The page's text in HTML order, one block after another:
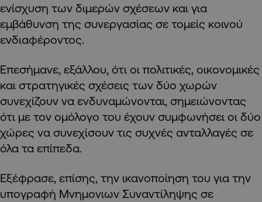
ενίσχυση των διμερών σχέσεων και για
εμβάθυνση της συνεργασίας σε τομείς κοινού
ενδιαφέροντος.
Επεσήμανε, εξάλλου, ότι οι πολιτικές, οικονομικές
και στρατηγικές σχέσεις των δύο χωρών
συνεχίζουν να ενδυναμώνονται, σημειώνοντας
ότι με τον ομόλογο του έχουν συμφωνήσει οι δύο
χώρες να συνεχίσουν τις συχνές ανταλλαγές σε
όλα τα επίπεδα.
Εξέφρασε, επίσης, την ικανοποίηση του για την
υπογραφή Μνημονιων Συναντίληψης σε